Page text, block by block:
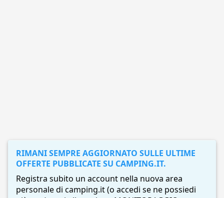
RIMANI SEMPRE AGGIORNATO SULLE ULTIME
OFFERTE PUBBLICATE SU CAMPING.IT.
Registra subito un account nella nuova area
personale di camping.it (o accedi se ne possiedi